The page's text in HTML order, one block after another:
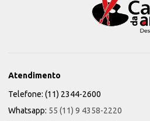
Atendimento
Telefone: (11) 2344-2600
Whatsapp: 55 (11) 9 4358-2220